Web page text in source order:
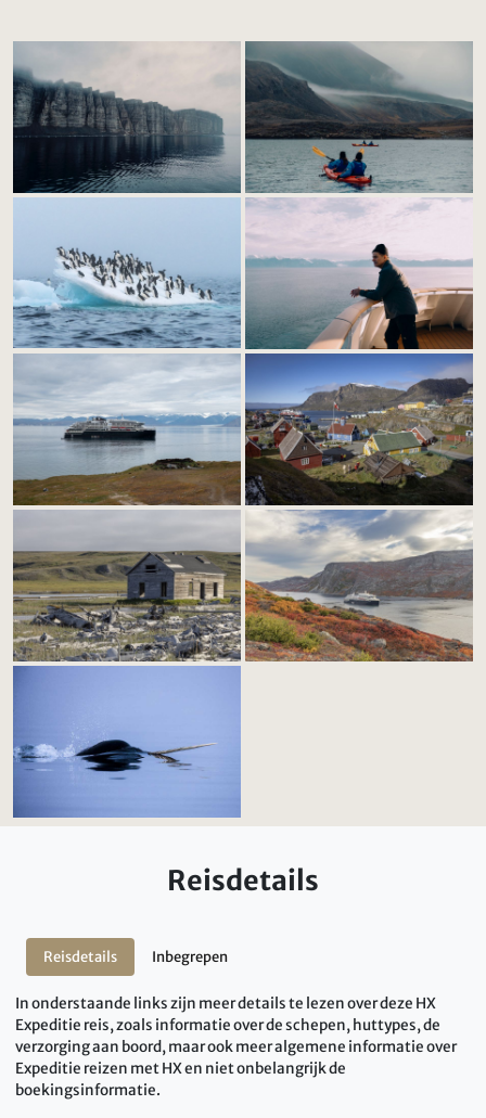
Reisdetails
Reisdetails Inbegrepen
In onderstaande links zijn meer details te lezen over deze HX
Expeditie reis, zoals informatie over de schepen, huttypes, de
verzorging aan boord, maar ook meer algemene informatie over
Expeditie reizen met HX en niet onbelangrijk de
boekingsinformatie.